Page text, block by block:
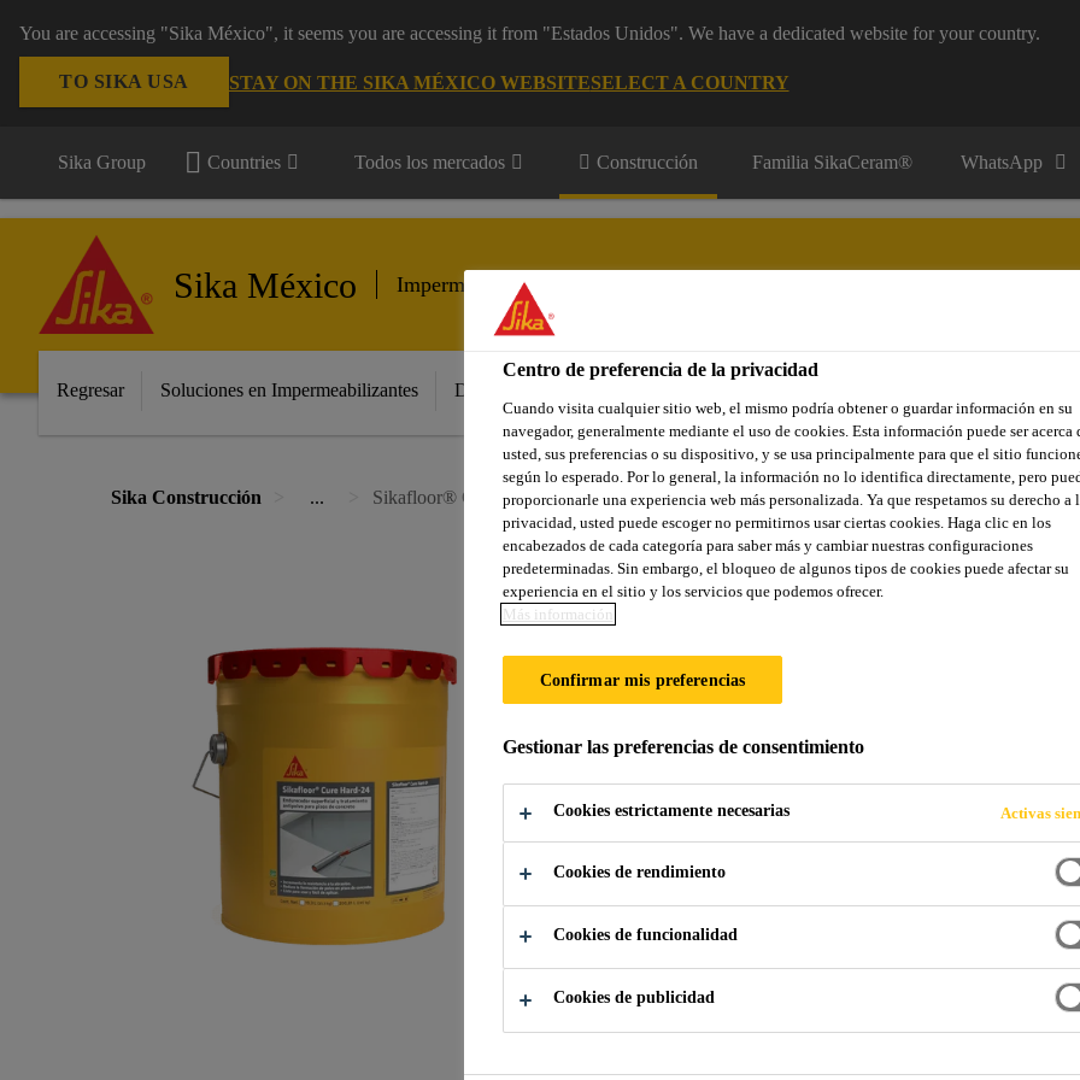
You are accessing "Sika México", it seems you are accessing it from "Estados Unidos". We have a dedicated website for your country.
TO SIKA USA STAY ON THE SIKA MÉXICO WEBSITESELECT A COUNTRY
Sika Group Countries Todos los mercados Construcción Familia SikaCeram® WhatsApp
Sika México Impermeabilizantes
Regresar Soluciones en Impermeabilizantes Distribuidores y Aplicadores
Sika Construcción ... Sikafloor® CureHard-24
Sikafloor®
Endurecedor superficial y tratamiento
Sikafloor® Cure Hard-24
sodio, no tiene olor ni color. Reacciona
Listo para usar.
Fácil de aplicar.
Mejora la resistencia química y a la abrasión
Centro de preferencia de la privacidad
Cuando visita cualquier sitio web, el mismo podría obtener o guardar información en su
navegador, generalmente mediante el uso de cookies. Esta información puede ser acerca
usted, sus preferencias o su dispositivo, y se usa principalmente para que el sitio
según lo esperado. Por lo general, la información no lo identifica directamente, pero
proporcionarle una experiencia web más personalizada. Ya que respetamos su derecho a
privacidad, usted puede escoger no permitirnos usar ciertas cookies. Haga clic en los
encabezados de cada categoría para saber más y cambiar nuestras configuraciones
predeterminadas. Sin embargo, el bloqueo de algunos tipos de cookies puede afectar su
experiencia en el sitio y los servicios que podemos ofrecer.
Más información
Confirmar mis preferencias
Gestionar las preferencias de consentimiento
Cookies estrictamente necesarias Activas
Cookies de rendimiento
Cookies de funcionalidad
Cookies de publicidad